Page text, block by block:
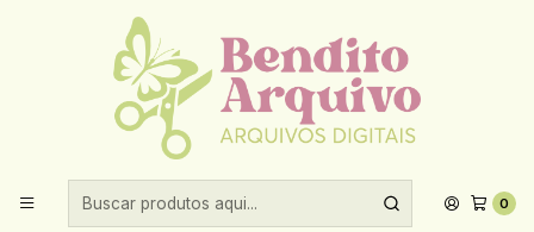
0
Aproveite 10% de desconto ao comprar acima de R$30,00!
Início Datas comemorativas
Halloween
Arquivo Halloween Porta Doces